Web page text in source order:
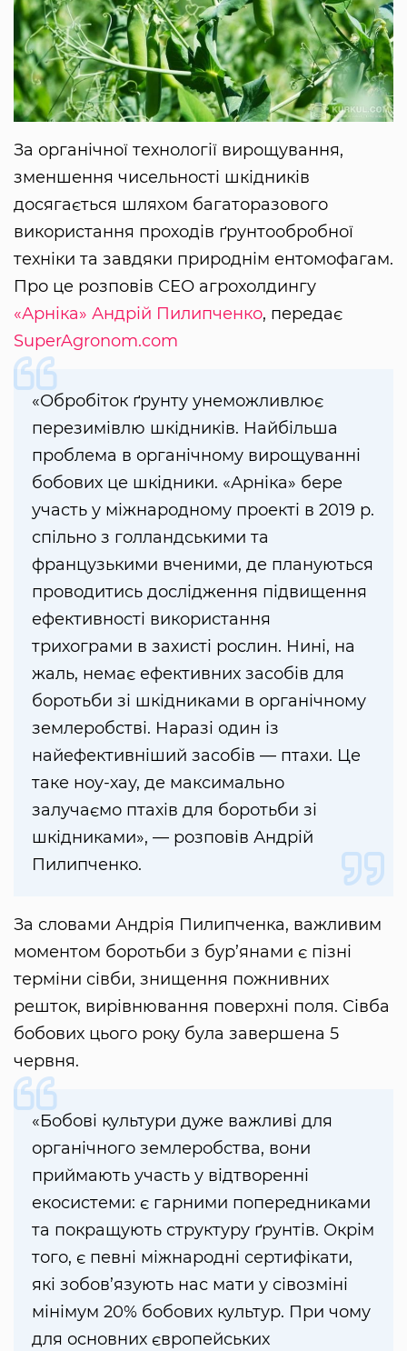
За органічної технології вирощування,
зменшення чисельності шкідників
досягається шляхом багаторазового
використання проходів ґрунтообробної
техніки та завдяки природнім ентомофагам.
Про це розповів СЕО агрохолдингу
«Арніка» Андрій Пилипченко, передає
SuperAgronom.com
«Обробіток ґрунту унеможливлює
перезимівлю шкідників. Найбільша
проблема в органічному вирощуванні
бобових це шкідники. «Арніка» бере
участь у міжнародному проекті в 2019 р.
спільно з голландськими та
французькими вченими, де плануються
проводитись дослідження підвищення
ефективності використання
трихограми в захисті рослин. Нині, на
жаль, немає ефективних засобів для
боротьби зі шкідниками в органічному
землеробстві. Наразі один із
найефективніший засобів — птахи. Це
таке ноу-хау, де максимально
залучаємо птахів для боротьби зі
шкідниками», — розповів Андрій
Пилипченко.
За словами Андрія Пилипченка, важливим
моментом боротьби з бур’янами є пізні
терміни сівби, знищення пожнивних
решток, вирівнювання поверхні поля. Сівба
бобових цього року була завершена 5
червня.
«Бобові культури дуже важливі для
органічного землеробства, вони
приймають участь у відтворенні
екосистеми: є гарними попередниками
та покращують структуру ґрунтів. Окрім
того, є певні міжнародні сертифікати,
які зобов’язують нас мати у сівозміні
мінімум 20% бобових культур. При чому
для основних європейських